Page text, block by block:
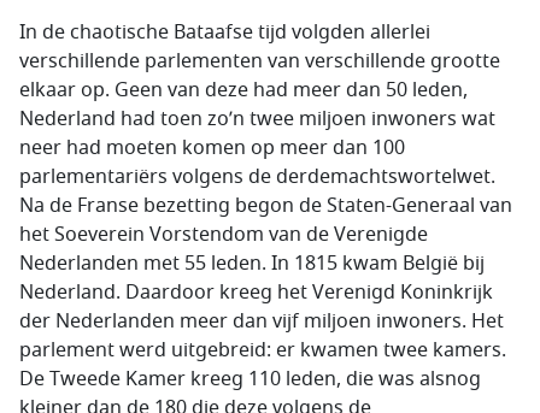
In de chaotische Bataafse tijd volgden allerlei
verschillende parlementen van verschillende grootte
elkaar op. Geen van deze had meer dan 50 leden,
Nederland had toen zo’n twee miljoen inwoners wat
neer had moeten komen op meer dan 100
parlementariërs volgens de derdemachtswortelwet.
Na de Franse bezetting begon de Staten-Generaal van
het Soeverein Vorstendom van de Verenigde
Nederlanden met 55 leden. In 1815 kwam België bij
Nederland. Daardoor kreeg het Verenigd Koninkrijk
der Nederlanden meer dan vijf miljoen inwoners. Het
parlement werd uitgebreid: er kwamen twee kamers.
De Tweede Kamer kreeg 110 leden, die was alsnog